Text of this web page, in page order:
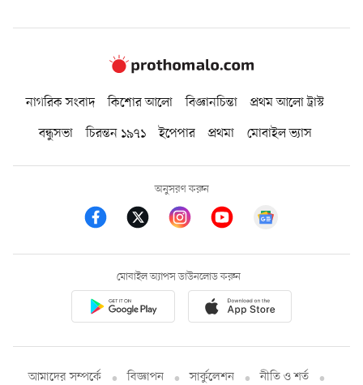
নাগরিক সংবাদ কিশোর আলো বিজ্ঞানচিন্তা
প্রথম আলো ট্রাস্ট
বন্ধুসভা
চিরন্তন ১৯৭১ ইপেপার প্রথমা মোবাইল ভ্যাস
অনুসরণ করুন
মোবাইল অ্যাপস ডাউনলোড করুন
আমাদের সম্পর্কে বিজ্ঞাপন সার্কুলেশন নীতি ও শর্ত